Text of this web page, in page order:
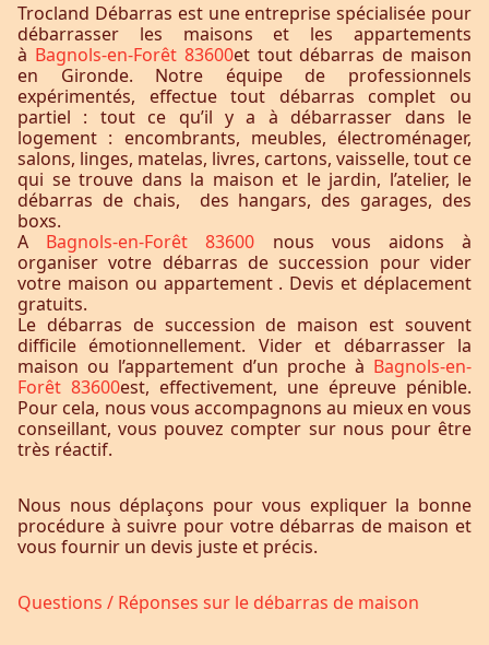
Trocland Débarras est une entreprise spécialisée pour
débarrasser les maisons et les appartements
à Bagnols-en-Forêt 83600et tout débarras de maison
en Gironde. Notre équipe de professionnels
expérimentés, effectue tout débarras complet ou
partiel : tout ce qu’il y a à débarrasser dans le
logement : encombrants, meubles, électroménager,
salons, linges, matelas, livres, cartons, vaisselle, tout ce
qui se trouve dans la maison et le jardin, l’atelier, le
débarras de chais, des hangars, des garages, des
boxs.
A Bagnols-en-Forêt 83600 nous vous aidons à
organiser votre débarras de succession pour vider
votre maison ou appartement . Devis et déplacement
gratuits.
Le débarras de succession de maison est souvent
difficile émotionnellement. Vider et débarrasser la
maison ou l’appartement d’un proche à Bagnols-en-
Forêt 83600est, effectivement, une épreuve pénible.
Pour cela, nous vous accompagnons au mieux en vous
conseillant, vous pouvez compter sur nous pour être
très réactif.
Nous nous déplaçons pour vous expliquer la bonne
procédure à suivre pour votre débarras de maison et
vous fournir un devis juste et précis.
Questions / Réponses sur le débarras de maison